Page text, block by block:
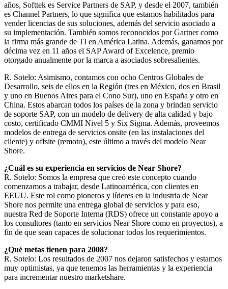
años, Softtek es Service Partners de SAP, y desde el 2007, también
es Channel Partners, lo que significa que estamos habilitados para
vender licencias de sus soluciones, además del servicio asociado a
su implementación. También somos reconocidos por Gartner como
la firma más grande de TI en América Latina. Además, ganamos por
décima vez en 11 años el SAP Award of Excelence, premio
otorgado anualmente por la marca a asociados sobresalientes.
R. Sotelo: Asimismo, contamos con ocho Centros Globales de
Desarrollo, seis de ellos en la Región (tres en México, dos en Brasil
y uno en Buenos Aires para el Cono Sur), uno en España y otro en
China. Estos abarcan todos los países de la zona y brindan servicio
de soporte SAP, con un modelo de delivery de alta calidad y bajo
costo, certificado CMMI Nivel 5 y Six Sigma. Además, proveemos
modelos de entrega de servicios onsite (en las instalaciones del
cliente) y offsite (remoto), este último a través del modelo Near
Shore.
¿Cuál es su experiencia en servicios de Near Shore?
R. Sotelo: Somos la empresa que creó este concepto cuando
comenzamos a trabajar, desde Latinoamérica, con clientes en
EEUU. Este rol como pioneros y líderes en la industria de Near
Shore nos permite una entrega global de servicios y para eso,
nuestra Red de Soporte Interna (RDS) ofrece un constante apoyo a
los consultores (tanto en servicios Near Shore como en proyectos), a
fin de que sean capaces de solucionar todos los requerimientos.
¿Qué metas tienen para 2008?
R. Sotelo: Los resultados de 2007 nos dejaron satisfechos y estamos
muy optimistas, ya que tenemos las herramientas y la experiencia
para incrementar nuestro marketshare.